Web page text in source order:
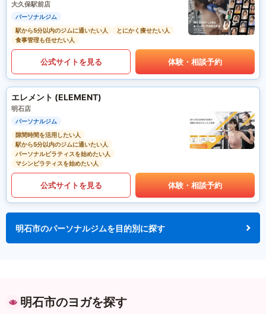
大久保駅前店
パーソナルジム
駅から5分以内のジムに通いたい人
とにかく痩せたい人
食事管理も任せたい人
公式サイトを見る 体験・相談予約
エレメント (ELEMENT)
明石店
パーソナルジム
隙間時間を活用したい人
駅から5分以内のジムに通いたい人
パーソナルピラティスを始めたい人
マシンピラティスを始めたい人
公式サイトを見る 体験・相談予約
明石市のパーソナルジムを目的別に探す
明石市のヨガを探す